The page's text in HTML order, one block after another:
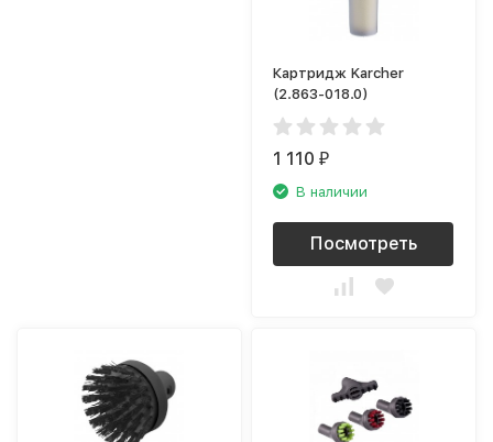
Картридж Karcher
(2.863-018.0)
1 110₽
В наличии
Посмотреть